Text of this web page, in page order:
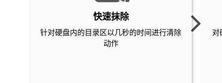
快速抹除
针对硬盘内的目录区以几秒的时间进行清除
动作
对